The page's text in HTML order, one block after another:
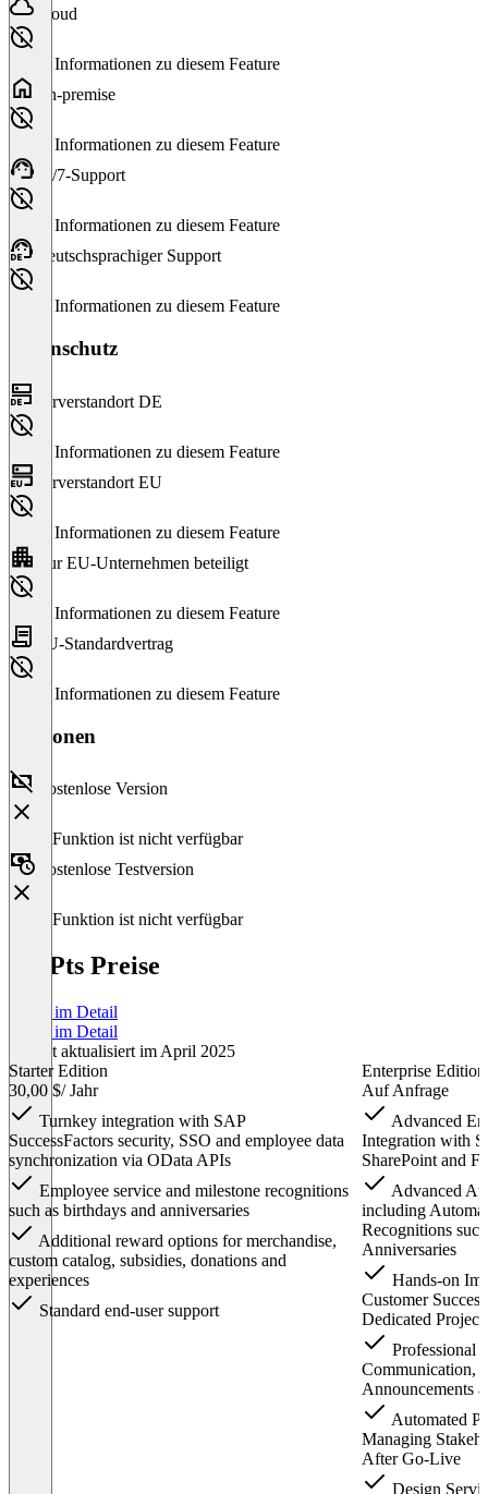
Cloud
Keine Informationen zu diesem Feature
On-premise
Keine Informationen zu diesem Feature
24/7-Support
Keine Informationen zu diesem Feature
Deutschsprachiger Support
Keine Informationen zu diesem Feature
Datenschutz
Serverstandort DE
Keine Informationen zu diesem Feature
Serverstandort EU
Keine Informationen zu diesem Feature
Nur EU-Unternehmen beteiligt
Keine Informationen zu diesem Feature
EU-Standardvertrag
Keine Informationen zu diesem Feature
Versionen
Kostenlose Version
Diese Funktion ist nicht verfügbar
Kostenlose Testversion
Diese Funktion ist nicht verfügbar
JobPts Preise
Preise im Detail
Preise im Detail
Zuletzt aktualisiert im April 2025
Starter Edition
30,00 $/ Jahr
Turnkey integration with SAP
SuccessFactors security, SSO and employee data
synchronization via OData APIs
Employee service and milestone recognitions
such as birthdays and anniversaries
Additional reward options for merchandise,
custom catalog, subsidies, donations and
experiences
Standard end-user support
Enterprise Edition
Auf Anfrage
Advanced
Integration with
SharePoint and
Advanced
including
Recognitions
Anniversaries
Hands-on
Customer
Dedicated Project
Professional
Communication,
Announcements
Automated
Managing
After Go-Live
Design